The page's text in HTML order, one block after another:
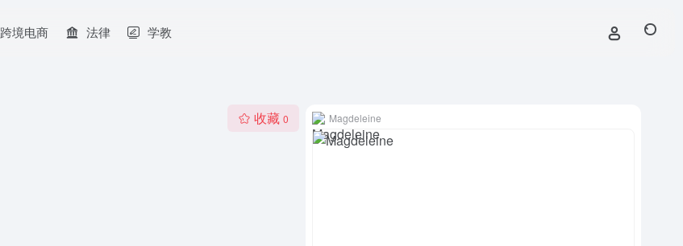
跨境电商 法律 学教
收藏 0 Magdeleine